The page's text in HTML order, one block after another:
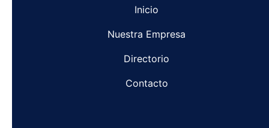
Inicio
Nuestra Empresa
Directorio
Contacto